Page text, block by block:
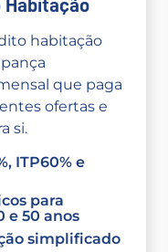
habitação
que paga
ofertas e
si.
ITP60% e
para
e 50 anos
simplificado